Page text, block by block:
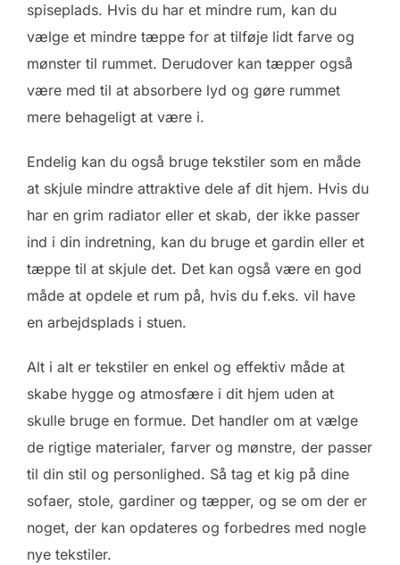
spiseplads. Hvis du har et mindre rum, kan du
vælge et mindre tæppe for at tilføje lidt farve og
mønster til rummet. Derudover kan tæpper også
være med til at absorbere lyd og gøre rummet
mere behageligt at være i.
Endelig kan du også bruge tekstiler som en måde
at skjule mindre attraktive dele af dit hjem. Hvis du
har en grim radiator eller et skab, der ikke passer
ind i din indretning, kan du bruge et gardin eller et
tæppe til at skjule det. Det kan også være en god
måde at opdele et rum på, hvis du f.eks. vil have
en arbejdsplads i stuen.
Alt i alt er tekstiler en enkel og effektiv måde at
skabe hygge og atmosfære i dit hjem uden at
skulle bruge en formue. Det handler om at vælge
de rigtige materialer, farver og mønstre, der passer
til din stil og personlighed. Så tag et kig på dine
sofaer, stole, gardiner og tæpper, og se om der er
noget, der kan opdateres og forbedres med nogle
nye tekstiler.